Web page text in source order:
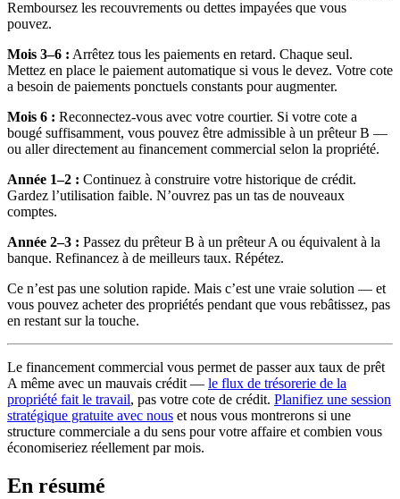
Remboursez les recouvrements ou dettes impayées que vous
pouvez.
Mois 3–6 : Arrêtez tous les paiements en retard. Chaque seul.
Mettez en place le paiement automatique si vous le devez. Votre cote
a besoin de paiements ponctuels constants pour augmenter.
Mois 6 : Reconnectez-vous avec votre courtier. Si votre cote a
bougé suffisamment, vous pouvez être admissible à un prêteur B —
ou aller directement au financement commercial selon la propriété.
Année 1–2 : Continuez à construire votre historique de crédit.
Gardez l’utilisation faible. N’ouvrez pas un tas de nouveaux
comptes.
Année 2–3 : Passez du prêteur B à un prêteur A ou équivalent à la
banque. Refinancez à de meilleurs taux. Répétez.
Ce n’est pas une solution rapide. Mais c’est une vraie solution — et
vous pouvez acheter des propriétés pendant que vous rebâtissez, pas
en restant sur la touche.
Le financement commercial vous permet de passer aux taux de prêt
A même avec un mauvais crédit — le flux de trésorerie de la
propriété fait le travail, pas votre cote de crédit. Planifiez une session
stratégique gratuite avec nous et nous vous montrerons si une
structure commerciale a du sens pour votre affaire et combien vous
économiseriez réellement par mois.
En résumé